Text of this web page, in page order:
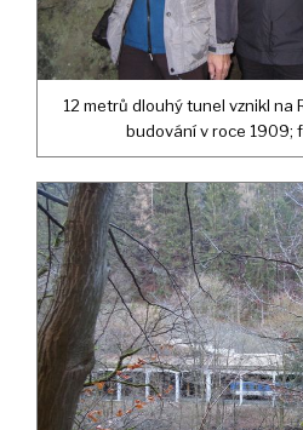
12 metrů dlouhý tunel vznikl na
budování v roce 1909;